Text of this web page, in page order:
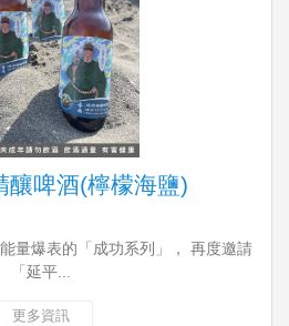
釀啤酒(檸檬海鹽)
量爆表的「成功系列」， 再度邀請
「延平...
更多資訊